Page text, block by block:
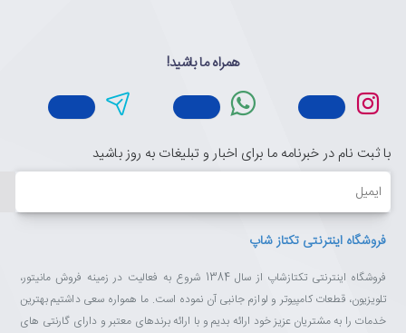
همراه ما باشید!
با ثبت نام در خبرنامه ما برای اخبار و تبلیغات به روز باشید
ایمیل
فروشگاه اینترنتی تکتاز شاپ
فروشگاه اینترنتی تکتازشاپ از سال 1384 شروع به فعالیت در زمینه فروش مانیتور،
تلویزیون، قطعات کامپیوتر و لوازم جانبی آن نموده است. ما همواره سعی داشتیم بهترین
خدمات را به مشتریان عزیز خود ارائه بدیم و با ارائه برندهای معتبر و دارای گارنتی های